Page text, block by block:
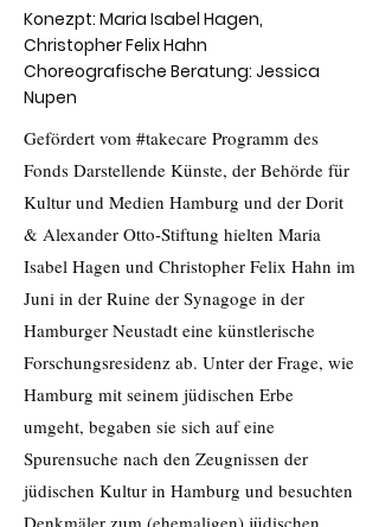
Konezpt: Maria Isabel Hagen,
Christopher Felix Hahn
Choreografische Beratung: Jessica
Nupen
Gefördert vom #takecare Programm des
Fonds Darstellende Künste, der Behörde für
Kultur und Medien Hamburg und der Dorit
& Alexander Otto-Stiftung hielten Maria
Isabel Hagen und Christopher Felix Hahn im
Juni in der Ruine der Synagoge in der
Hamburger Neustadt eine künstlerische
Forschungsresidenz ab. Unter der Frage, wie
Hamburg mit seinem jüdischen Erbe
umgeht, begaben sie sich auf eine
Spurensuche nach den Zeugnissen der
jüdischen Kultur in Hamburg und besuchten
Denkmäler zum (ehemaligen) jüdischen